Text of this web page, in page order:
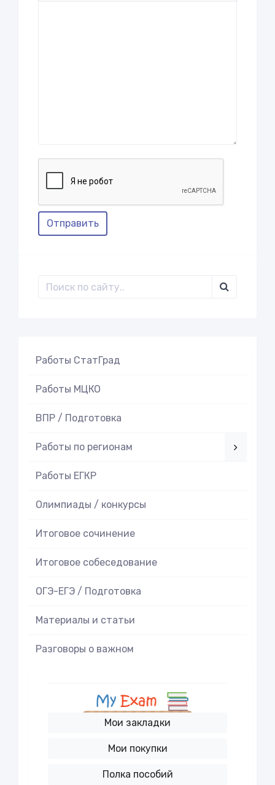
Отправить
Работы СтатГрад
Работы МЦКО
ВПР / Подготовка
Работы по регионам
Работы ЕГКР
Олимпиады / конкурсы
Итоговое cочинение
Итоговое cобеседование
ОГЭ-ЕГЭ / Подготовка
Материалы и статьи
Разговоры о важном
Мои закладки
Мои покупки
Полка пособий